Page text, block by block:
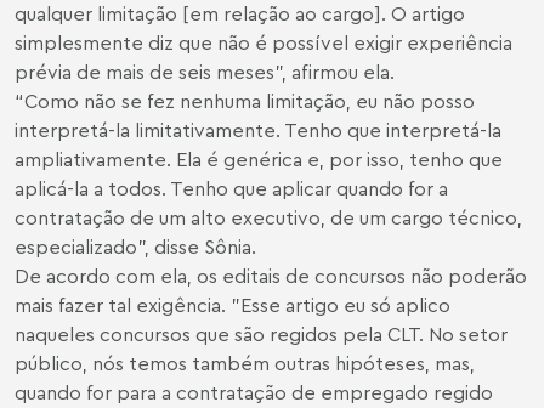
qualquer limitação [em relação ao cargo]. O artigo
simplesmente diz que não é possível exigir experiência
prévia de mais de seis meses", afirmou ela.
“Como não se fez nenhuma limitação, eu não posso
interpretá-la limitativamente. Tenho que interpretá-la
ampliativamente. Ela é genérica e, por isso, tenho que
aplicá-la a todos. Tenho que aplicar quando for a
contratação de um alto executivo, de um cargo técnico,
especializado", disse Sônia.
De acordo com ela, os editais de concursos não poderão
mais fazer tal exigência. "Esse artigo eu só aplico
naqueles concursos que são regidos pela CLT. No setor
público, nós temos também outras hipóteses, mas,
quando for para a contratação de empregado regido